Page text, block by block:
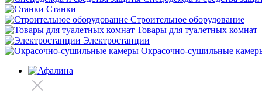
Станки
Строительное оборудование
Товары для туалетных комнат
Электростанции
Окрасочно-сушильные